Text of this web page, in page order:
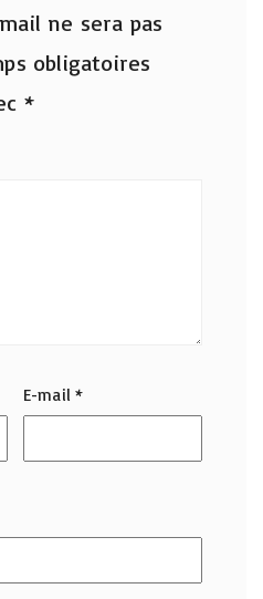
ne sera pas
obligatoires
*
E-mail*